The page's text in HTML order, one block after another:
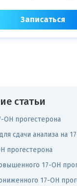
Записаться
статьи
OH прогестерона
сдачи анализа на
прогестерона
17-ОН
17-ОН